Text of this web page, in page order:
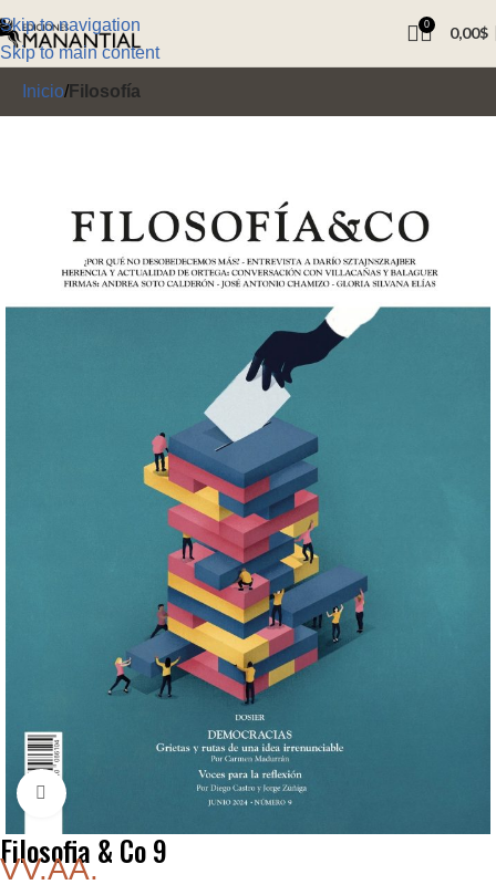
Skip to navigation
Skip to main content
0 0,00$
Inicio Filosofía
Click to enlarge
Filosofia & Co 9
VV.AA.